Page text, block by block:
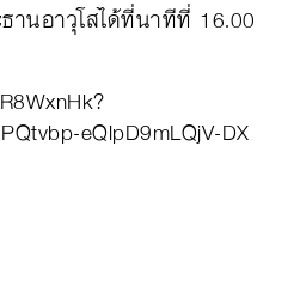
นอาวุโสได้ที่นาทีที่ 16.00
eQlpD9mLQjV-DX